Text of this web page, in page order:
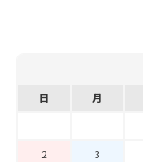
日 月
2
3